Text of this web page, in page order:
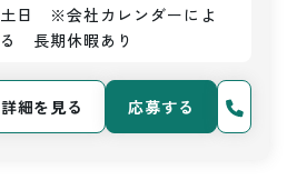
土日　※会社カレンダーによ
る　長期休暇あり
詳細を見る 応募する